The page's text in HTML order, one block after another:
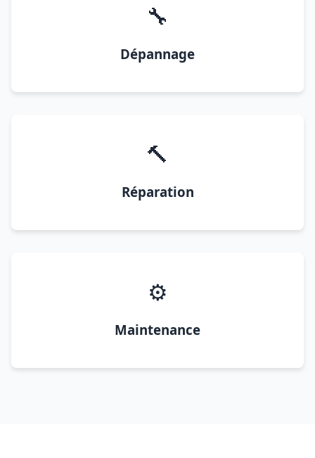
🔧
Dépannage
🔨
Réparation
⚙️
Maintenance